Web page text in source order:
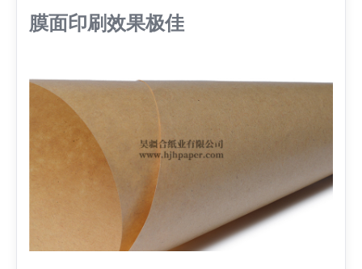
膜面印刷效果极佳